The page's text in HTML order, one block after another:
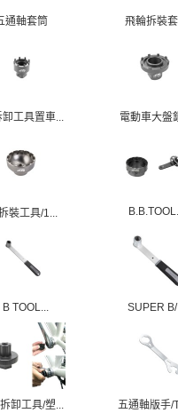
通軸套筒 飛輪拆裝
工具置車... 電動車大盤
裝工具/1...
B TOOL... SUPER
卸工具/塑... 五通軸版手/